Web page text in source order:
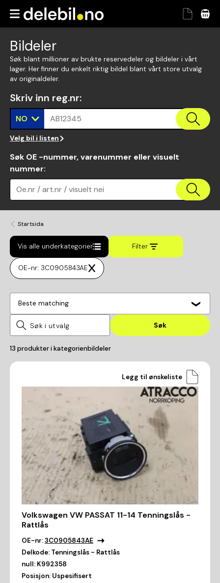
Bildeler
Søk blant millioner av brukte reservedeler og bildeler i vårt
lager. Her finner du enkelt riktig bildel blant vårt store utvalg
av originaldeler.
Skriv inn reg.nr:
NO AB12345
Velg bil i listen
Søk OE -nummer, varenummer eller visuelt
nummer:
Oe.nr / art.nr / visuelt nei
Startsida
Vis alle underkategorier Filter
OE-nr: 3C0905843AE
Beste matching
Søk
13 produkter i kategorienbildeler
Legg til ønskeliste
Volkswagen VW PASSAT 11-14 Tenningslås -
Rattlås
OE-nr:3C0905843AE
Delkode: Tenningslås - Rattlås
null: K992358
Posisjon: Uspesifisert